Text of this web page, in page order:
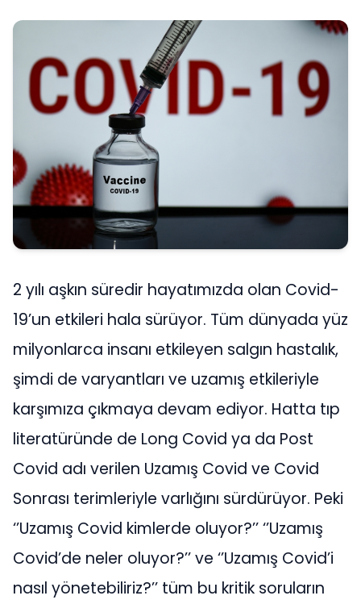
2 yılı aşkın süredir hayatımızda olan Covid-
19’un etkileri hala sürüyor. Tüm dünyada yüz
milyonlarca insanı etkileyen salgın hastalık,
şimdi de varyantları ve uzamış etkileriyle
karşımıza çıkmaya devam ediyor. Hatta tıp
literatüründe de Long Covid ya da Post
Covid adı verilen Uzamış Covid ve Covid
Sonrası terimleriyle varlığını sürdürüyor. Peki
‘’Uzamış Covid kimlerde oluyor?’’ ‘’Uzamış
Covid’de neler oluyor?’’ ve ‘’Uzamış Covid’i
nasıl yönetebiliriz?’’ tüm bu kritik soruların